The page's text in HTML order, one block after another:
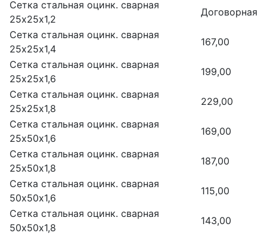
Сетка стальная оцинк. сварная
25х25х1,2
Договорная
Сетка стальная оцинк. сварная
25х25х1,4
167,00
Сетка стальная оцинк. сварная
25х25х1,6
199,00
Сетка стальная оцинк. сварная
25х25х1,8
229,00
Сетка стальная оцинк. сварная
25х50х1,6
169,00
Сетка стальная оцинк. сварная
25х50х1,8
187,00
Сетка стальная оцинк. сварная
50х50х1,6
115,00
Сетка стальная оцинк. сварная
50х50х1,8
143,00